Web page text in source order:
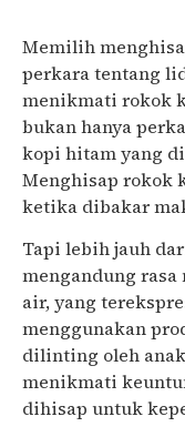
Memilih
perkara tentang
menikmati rokok
bukan hanya
kopi hitam yang
Menghisap rokok
ketika dibakar
Tapi lebih jauh
mengandung
air, yang
menggunakan
dilinting oleh
menikmati
dihisap untuk